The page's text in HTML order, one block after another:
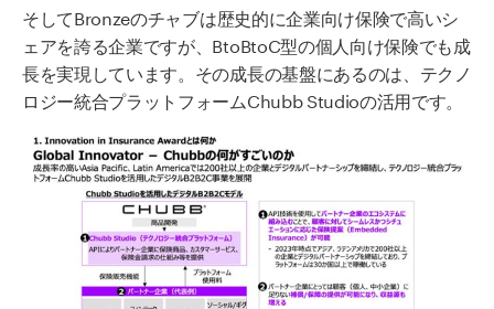
そしてBronzeのチャブは歴史的に企業向け保険で高いシ
ェアを誇る企業ですが、BtoBtoC型の個人向け保険でも成
長を実現しています。その成長の基盤にあるのは、テクノ
ロジー統合プラットフォームChubb Studioの活用です。